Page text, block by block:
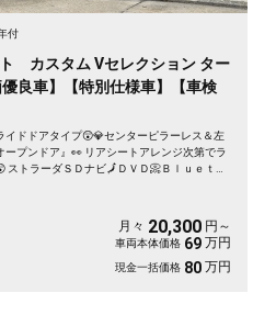
付
カスタム Vセレクション ター
良車】【特別仕様車】【車検
ドドアタイプ😲💎センターピラーレス＆左
プンドア』👀 リアシートアレンジ次第でラ
トラーダＳＤナビ🗾ＤＶＤ📀Ｂｌｕｅｔｏ
純正オプション・リアオーバーヘッドコンソ
２０，３００円～ＯＫ😲 納車時新品タイヤ
月々 20,300 円～
車両本体価格 69 万円
現金一括価格 80 万円